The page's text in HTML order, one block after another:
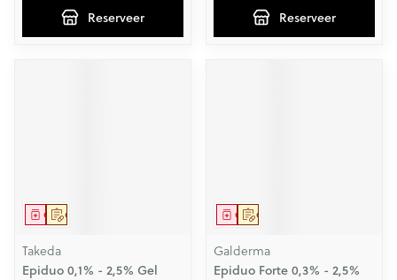
Reserveer Reserveer
Op voorschrift
Geneesmiddel
Takeda
Epiduo 0,1% - 2,5% Gel
Op voorschrift
Geneesmiddel
Galderma
Epiduo Forte 0,3% - 2,5%